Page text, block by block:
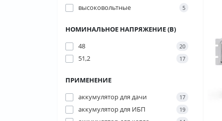
высоковольтные 5
НОМИНАЛЬНОЕ НАПРЯЖЕНИЕ (В)
48
20
51,2 17
ПРИМЕНЕНИЕ
аккумулятор для дачи
17
аккумулятор для ИБП 19